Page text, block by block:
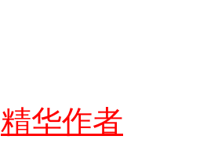
精华作者